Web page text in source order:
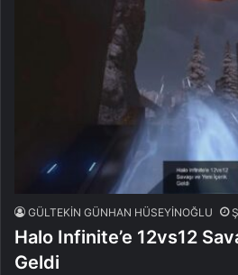
GÜLTEKİN GÜNHAN HÜSEYİNOĞLU
Halo Infinite’e 12vs12
Geldi